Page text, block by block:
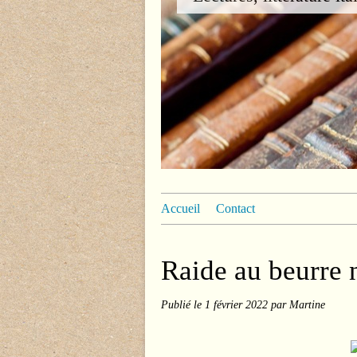
Accueil Contact
Raide au beurre
Publié le 1 février 2022 par Martine